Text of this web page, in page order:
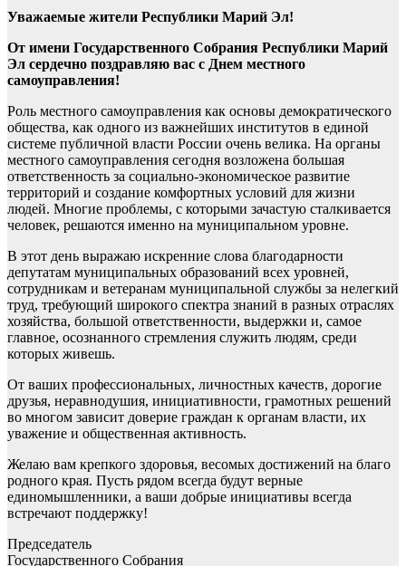
Уважаемые жители Республики Марий Эл!
От имени Государственного Собрания Республики Марий
Эл сердечно поздравляю вас с Днем местного
самоуправления!
Роль местного самоуправления как основы демократического
общества, как одного из важнейших институтов в единой
системе публичной власти России очень велика. На органы
местного самоуправления сегодня возложена большая
ответственность за социально-экономическое развитие
территорий и создание комфортных условий для жизни
людей. Многие проблемы, с которыми зачастую сталкивается
человек, решаются именно на муниципальном уровне.
В этот день выражаю искренние слова благодарности
депутатам муниципальных образований всех уровней,
сотрудникам и ветеранам муниципальной службы за нелегкий
труд, требующий широкого спектра знаний в разных отраслях
хозяйства, большой ответственности, выдержки и, самое
главное, осознанного стремления служить людям, среди
которых живешь.
От ваших профессиональных, личностных качеств, дорогие
друзья, неравнодушия, инициативности, грамотных решений
во многом зависит доверие граждан к органам власти, их
уважение и общественная активность.
Желаю вам крепкого здоровья, весомых достижений на благо
родного края. Пусть рядом всегда будут верные
единомышленники, а ваши добрые инициативы всегда
встречают поддержку!
Председатель
Государственного Собрания